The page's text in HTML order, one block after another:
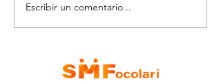
Generación futura
2021: cultivar los
Escribir un comentario...